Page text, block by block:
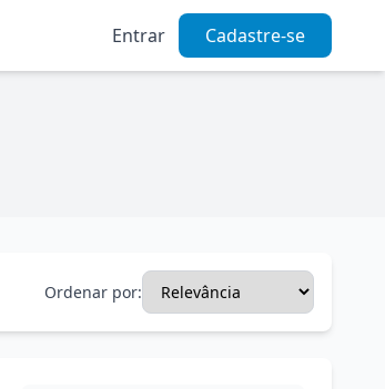
Entrar Cadastre-se
Ordenar por: